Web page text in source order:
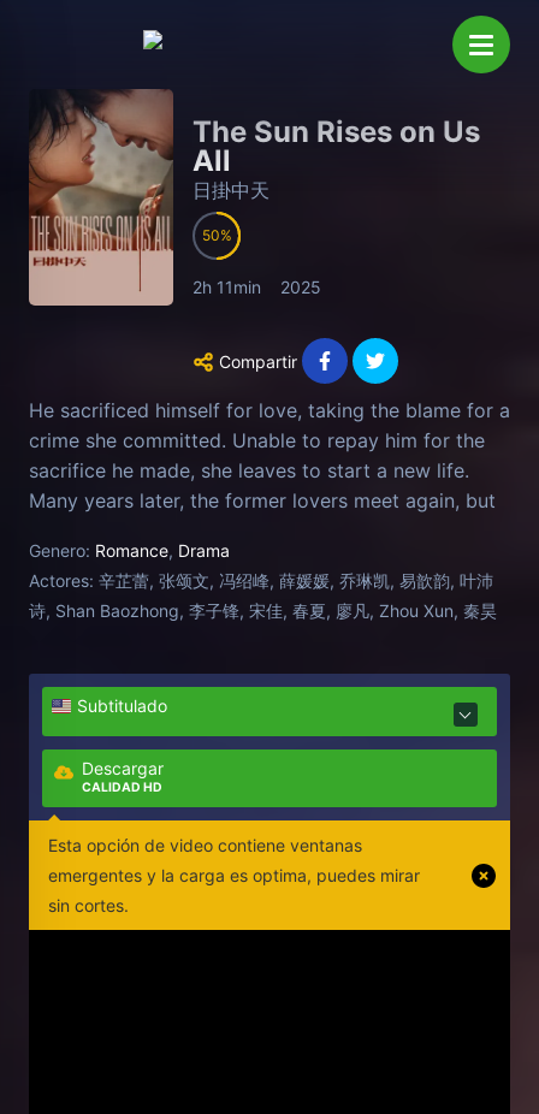
The Sun Rises on Us
All
日掛中天
50
2h 11min 2025
Compartir
He sacrificed himself for love, taking the blame for a
crime she committed. Unable to repay him for the
sacrifice he made, she leaves to start a new life.
Many years later, the former lovers meet again, but
unveil their tragic past. While one of them seeks
redemption, the other yearns for release. In a painful
and final farewell, they awaken from their wandering
Genero: Romance, Drama
Actores: 辛芷蕾, 张颂文, 冯绍峰, 薛媛媛, 乔琳凯, 易歆韵, 叶沛
诗, Shan Baozhong, 李子锋, 宋佳, 春夏, 廖凡, Zhou Xun, 秦昊
Subtitulado
Descargar
CALIDAD HD
Esta opción de video contiene ventanas
emergentes y la carga es optima, puedes mirar
sin cortes.